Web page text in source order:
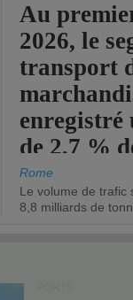
Au
2026, le
transport
enregistré
de 2,7 %
chiffre
Rome
Le volume de trafic
8,8 milliards de